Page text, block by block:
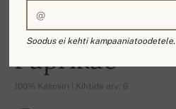
Paprikae
100% Kašmiiri | Kihtide arv: 6
Soodus ei kehti kampaaniatoodetele.